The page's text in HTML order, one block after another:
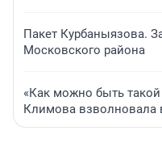
Пакет Курбаныязова.
Московского района
«Как можно быть такой
Климова взволновала